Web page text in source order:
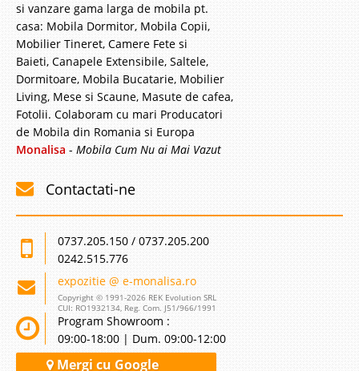
si vanzare gama larga de mobila pt.
casa: Mobila Dormitor, Mobila Copii,
Mobilier Tineret, Camere Fete si
Baieti, Canapele Extensibile, Saltele,
Dormitoare, Mobila Bucatarie, Mobilier
Living, Mese si Scaune, Masute de cafea,
Fotolii. Colaboram cu mari Producatori
de Mobila din Romania si Europa
Monalisa - Mobila Cum Nu ai Mai Vazut
Contactati-ne
0737.205.150 / 0737.205.200
0242.515.776
expozitie @ e-monalisa.ro
Copyright © 1991-2026 REK Evolution SRL
CUI: RO1932134, Reg. Com. J51/966/1991
Program Showroom :
09:00-18:00 | Dum. 09:00-12:00
Mergi cu Google